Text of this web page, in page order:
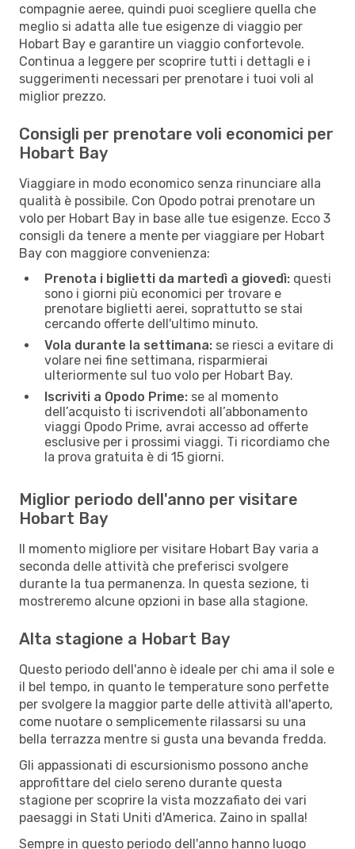
compagnie aeree, quindi puoi scegliere quella che
meglio si adatta alle tue esigenze di viaggio per
Hobart Bay e garantire un viaggio confortevole.
Continua a leggere per scoprire tutti i dettagli e i
suggerimenti necessari per prenotare i tuoi voli al
miglior prezzo.
Consigli per prenotare voli economici per
Hobart Bay
Viaggiare in modo economico senza rinunciare alla
qualità è possibile. Con Opodo potrai prenotare un
volo per Hobart Bay in base alle tue esigenze. Ecco 3
consigli da tenere a mente per viaggiare per Hobart
Bay con maggiore convenienza:
Prenota i biglietti da martedì a giovedì: questi
sono i giorni più economici per trovare e
prenotare biglietti aerei, soprattutto se stai
cercando offerte dell'ultimo minuto.
Vola durante la settimana: se riesci a evitare di
volare nei fine settimana, risparmierai
ulteriormente sul tuo volo per Hobart Bay.
Iscriviti a Opodo Prime: se al momento
dell’acquisto ti iscrivendoti all’abbonamento
viaggi Opodo Prime, avrai accesso ad offerte
esclusive per i prossimi viaggi. Ti ricordiamo che
la prova gratuita è di 15 giorni.
Miglior periodo dell'anno per visitare
Hobart Bay
Il momento migliore per visitare Hobart Bay varia a
seconda delle attività che preferisci svolgere
durante la tua permanenza. In questa sezione, ti
mostreremo alcune opzioni in base alla stagione.
Alta stagione a Hobart Bay
Questo periodo dell'anno è ideale per chi ama il sole e
il bel tempo, in quanto le temperature sono perfette
per svolgere la maggior parte delle attività all'aperto,
come nuotare o semplicemente rilassarsi su una
bella terrazza mentre si gusta una bevanda fredda.
Gli appassionati di escursionismo possono anche
approfittare del cielo sereno durante questa
stagione per scoprire la vista mozzafiato dei vari
paesaggi in Stati Uniti d'America. Zaino in spalla!
Sempre in questo periodo dell'anno hanno luogo